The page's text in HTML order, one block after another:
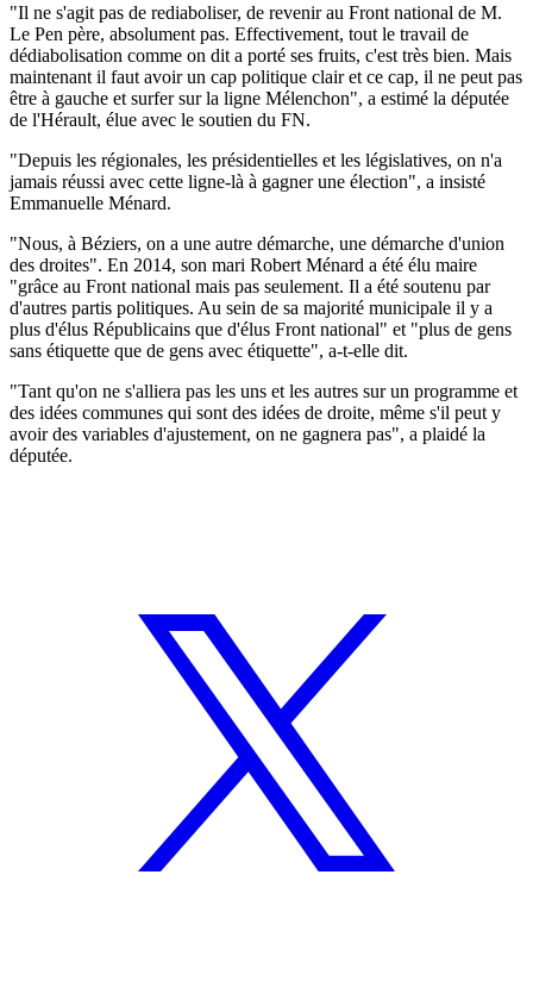
"Il ne s'agit pas de rediaboliser, de revenir au Front national de M.
Le Pen père, absolument pas. Effectivement, tout le travail de
dédiabolisation comme on dit a porté ses fruits, c'est très bien. Mais
maintenant il faut avoir un cap politique clair et ce cap, il ne peut pas
être à gauche et surfer sur la ligne Mélenchon", a estimé la députée
de l'Hérault, élue avec le soutien du FN.
"Depuis les régionales, les présidentielles et les législatives, on n'a
jamais réussi avec cette ligne-là à gagner une élection", a insisté
Emmanuelle Ménard.
"Nous, à Béziers, on a une autre démarche, une démarche d'union
des droites". En 2014, son mari Robert Ménard a été élu maire
"grâce au Front national mais pas seulement. Il a été soutenu par
d'autres partis politiques. Au sein de sa majorité municipale il y a
plus d'élus Républicains que d'élus Front national" et "plus de gens
sans étiquette que de gens avec étiquette", a-t-elle dit.
"Tant qu'on ne s'alliera pas les uns et les autres sur un programme et
des idées communes qui sont des idées de droite, même s'il peut y
avoir des variables d'ajustement, on ne gagnera pas", a plaidé la
députée.